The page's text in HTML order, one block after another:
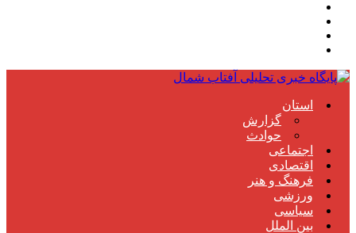
استان
گزارش
حوادث
اجتماعی
اقتصادی
فرهنگ و هنر
ورزشی
سیاسی
بین الملل